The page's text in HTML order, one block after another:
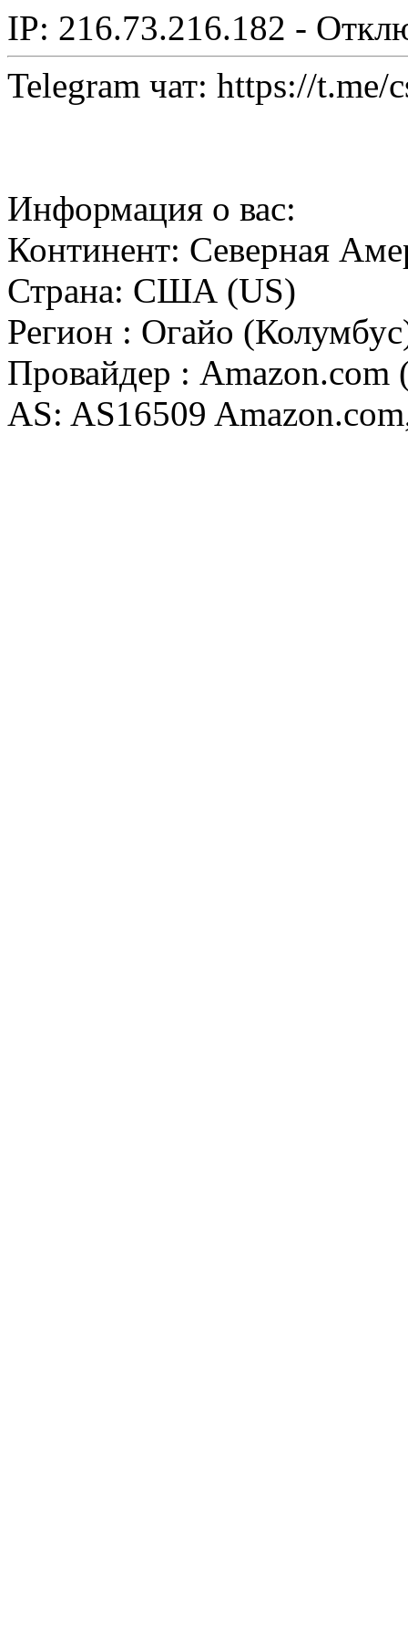
IP: 216.73.216.182 -
Telegram чат: https://t.me/
Информация о вас:
Континент: Северная
Страна: США (US)
Регион : Огайо
Провайдер :
AS: AS16509